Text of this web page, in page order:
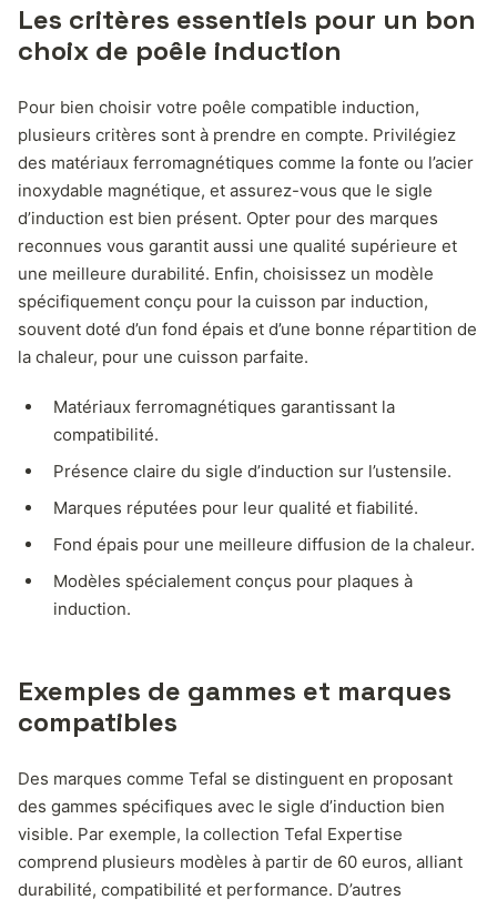
Les critères essentiels pour un bon
choix de poêle induction
Pour bien choisir votre poêle compatible induction,
plusieurs critères sont à prendre en compte. Privilégiez
des matériaux ferromagnétiques comme la fonte ou l’acier
inoxydable magnétique, et assurez-vous que le sigle
d’induction est bien présent. Opter pour des marques
reconnues vous garantit aussi une qualité supérieure et
une meilleure durabilité. Enfin, choisissez un modèle
spécifiquement conçu pour la cuisson par induction,
souvent doté d’un fond épais et d’une bonne répartition de
la chaleur, pour une cuisson parfaite.
Matériaux ferromagnétiques garantissant la
compatibilité.
Présence claire du sigle d’induction sur l’ustensile.
Marques réputées pour leur qualité et fiabilité.
Fond épais pour une meilleure diffusion de la chaleur.
Modèles spécialement conçus pour plaques à
induction.
Exemples de gammes et marques
compatibles
Des marques comme Tefal se distinguent en proposant
des gammes spécifiques avec le sigle d’induction bien
visible. Par exemple, la collection Tefal Expertise
comprend plusieurs modèles à partir de 60 euros, alliant
durabilité, compatibilité et performance. D’autres